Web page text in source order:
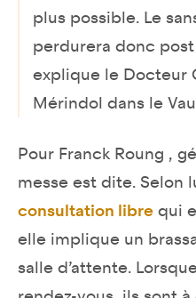
plus possible. Le
perdurera donc
explique le Docteur
Mérindol dans le
Pour Franck Roung ,
messe est dite. Selon
consultation libre qui
elle implique un
salle d’attente.